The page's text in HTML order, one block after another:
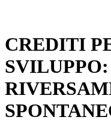
CREDITI
SVILUPPO: